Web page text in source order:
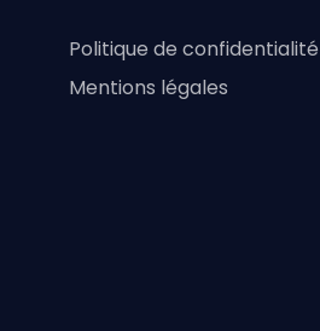
Politique de confidentialité
Mentions légales